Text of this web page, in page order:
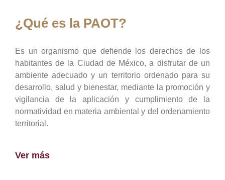
¿Qué es la PAOT?
Es un organismo que defiende los derechos de los
habitantes de la Ciudad de México, a disfrutar de un
ambiente adecuado y un territorio ordenado para su
desarrollo, salud y bienestar, mediante la promoción y
vigilancia de la aplicación y cumplimiento de la
normatividad en materia ambiental y del ordenamiento
territorial.
Ver más